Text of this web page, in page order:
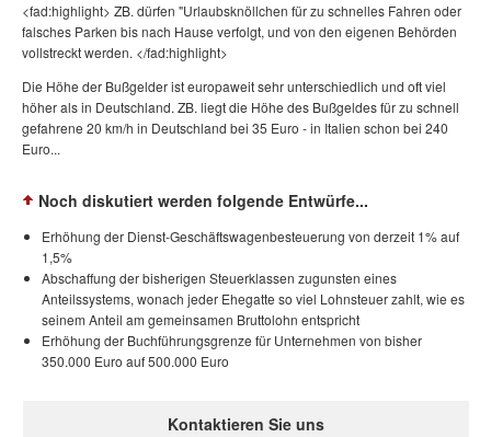
<fad:highlight> ZB. dürfen "Urlaubsknöllchen für zu schnelles Fahren oder
falsches Parken bis nach Hause verfolgt, und von den eigenen Behörden
vollstreckt werden. </fad:highlight>
Die Höhe der Bußgelder ist europaweit sehr unterschiedlich und oft viel
höher als in Deutschland. ZB. liegt die Höhe des Bußgeldes für zu schnell
gefahrene 20 km/h in Deutschland bei 35 Euro - in Italien schon bei 240
Euro...
Noch diskutiert werden folgende Entwürfe...
Erhöhung der Dienst-Geschäftswagenbesteuerung von derzeit 1% auf
1,5%
Abschaffung der bisherigen Steuerklassen zugunsten eines
Anteilssystems, wonach jeder Ehegatte so viel Lohnsteuer zahlt, wie es
seinem Anteil am gemeinsamen Bruttolohn entspricht
Erhöhung der Buchführungsgrenze für Unternehmen von bisher
350.000 Euro auf 500.000 Euro
Kontaktieren Sie uns